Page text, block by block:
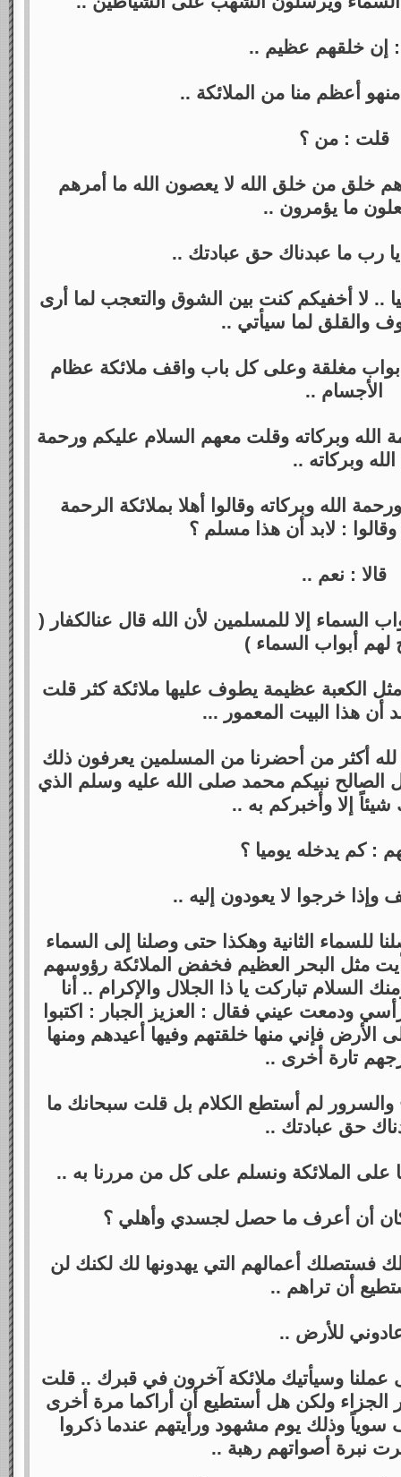
إن خلقهم عظيم ..
أعظم منا من الملائكة ..
قلت : من ؟
خلق من خلق الله لا يعصون الله ما أمرهم
ما يؤمرون ..
رب ما عبدناك حق عبادتك ..
.. لا أخفيكم كنت بين الشوق والتعجب لما أرى
والقلق لما سيأتي ..
أبواب مغلقة وعلى كل باب واقف ملائكة عظام
الأجسام ..
الله وبركاته وقلت معهم السلام عليكم ورحمة
الله وبركاته ..
الله وبركاته وقالوا أهلا بملائكة الرحمة
وقالوا : لابد أن هذا مسلم ؟
قالا : نعم ..
السماء إلا للمسلمين لأن الله قال عنالكفار (
لهم أبواب السماء )
الكعبة عظيمة يطوف عليها ملائكة كثر قلت
أن هذا البيت المعمور ...
لله أكثر من أحضرنا من المسلمين يعرفون ذلك
نبيكم محمد صلى الله عليه وسلم الذي
إلا وأخبركم به ..
: كم يدخله يوميا ؟
وإذا خرجوا لا يعودون إليه ..
للسماء الثانية وهكذا حتى وصلنا إلى السماء
مثل البحر العظيم فخفض الملائكة رؤوسهم
السلام تباركت يا ذا الجلال والإكرام .. أنا
ودمعت عيني فقال : العزيز الجبار : اكتبوا
الأرض فإني منها خلقتهم وفيها أعيدهم ومنها
تارة أخرى ..
لم أستطع الكلام بل قلت سبحانك ما
حق عبادتك ..
على الملائكة ونسلم على كل من مررنا به ..
أن أعرف ما حصل لجسدي وأهلي ؟
فستصلك أعمالهم التي يهدونها لك لكنك لن
أن تراهم ..
للأرض ..
عملنا وسيأتيك ملائكة آخرون في قبرك .. قلت
الجزاء ولكن هل أستطيع أن أراكما مرة أخرى
وذلك يوم مشهود ورأيتهم عندما ذكروا
نبرة أصواتهم رهبة ..